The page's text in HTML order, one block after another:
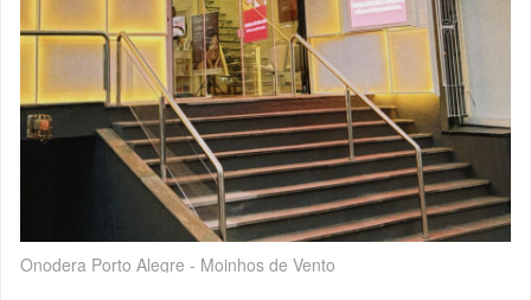
Onodera Porto Alegre - Moinhos de Vento